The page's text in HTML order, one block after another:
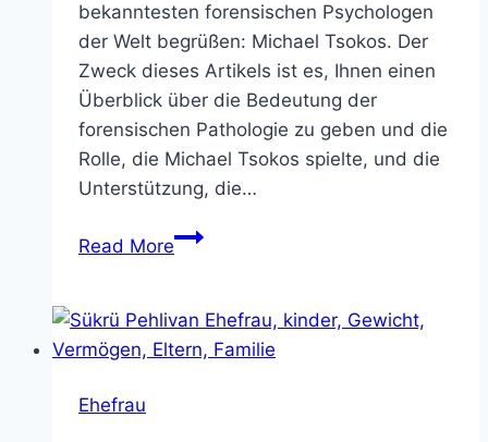
bekanntesten forensischen Psychologen
der Welt begrüßen: Michael Tsokos. Der
Zweck dieses Artikels ist es, Ihnen einen
Überblick über die Bedeutung der
forensischen Pathologie zu geben und die
Rolle, die Michael Tsokos spielte, und die
Unterstützung, die…
Read MoreMichael
kinder,
Gewicht,
Ehefrau